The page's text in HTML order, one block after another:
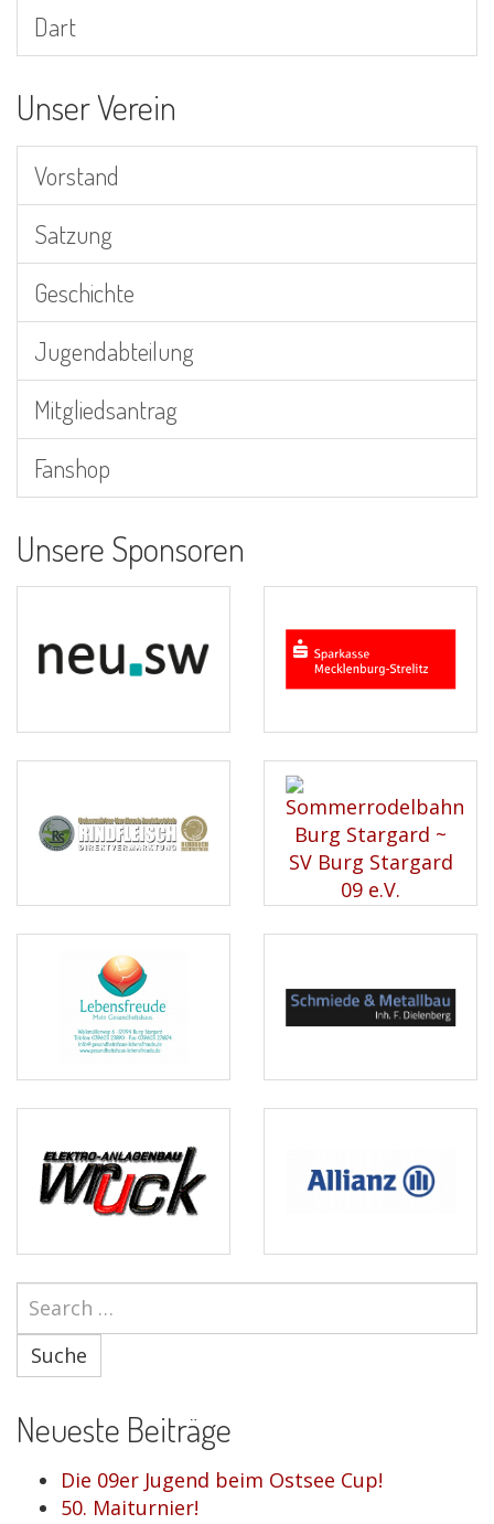
Dart
Unser Verein
Vorstand
Satzung
Geschichte
Jugendabteilung
Mitgliedsantrag
Fanshop
Unsere Sponsoren
Suche
Neueste Beiträge
Die 09er Jugend beim Ostsee Cup!
50. Maiturnier!